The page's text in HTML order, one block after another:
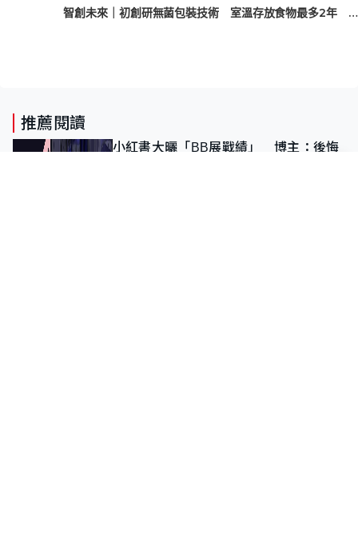
智創未來｜初創研無菌包裝技術 室溫存放食物最多2年 不改口感營養
推薦閱讀
小紅書大曬「BB展戰績」 博主：後悔